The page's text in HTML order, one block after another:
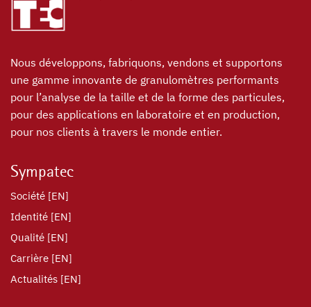
Nous développons, fabriquons, vendons et supportons
une gamme innovante de granulomètres performants
pour l’analyse de la taille et de la forme des particules,
pour des applications en laboratoire et en production,
pour nos clients à travers le monde entier.
Sympatec
Société [EN]
Identité [EN]
Qualité [EN]
Carrière [EN]
Actualités [EN]